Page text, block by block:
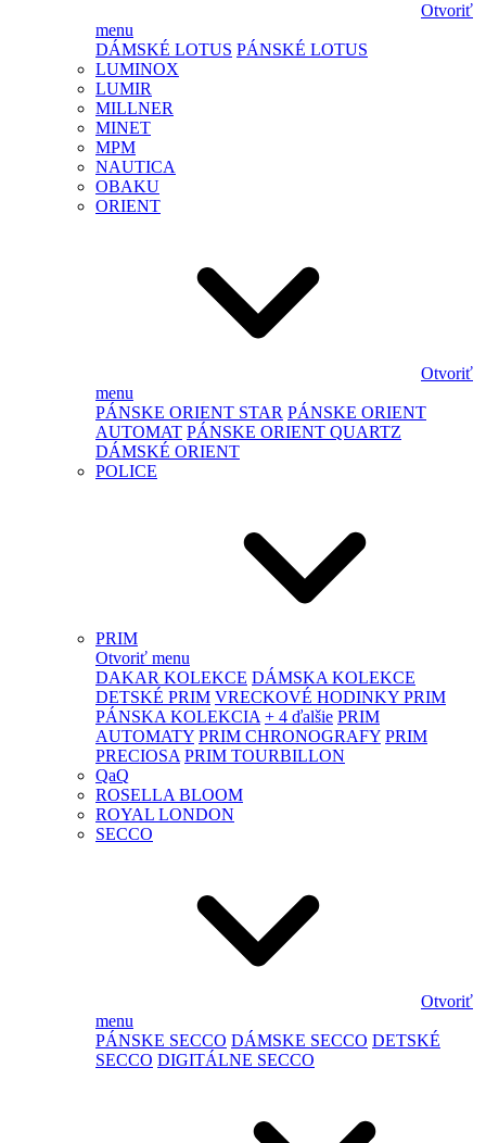
Otvoriť
menu
DÁMSKÉ LOTUS PÁNSKÉ LOTUS
LUMINOX
LUMIR
MILLNER
MINET
MPM
NAUTICA
OBAKU
ORIENT
Otvoriť
menu
PÁNSKE ORIENT STAR PÁNSKE ORIENT
AUTOMAT PÁNSKE ORIENT QUARTZ
DÁMSKÉ ORIENT
POLICE
PRIM
Otvoriť menu
DAKAR KOLEKCE DÁMSKA KOLEKCE
DETSKÉ PRIM VRECKOVÉ HODINKY PRIM
PÁNSKA KOLEKCIA + 4 ďalšie PRIM
AUTOMATY PRIM CHRONOGRAFY PRIM
PRECIOSA PRIM TOURBILLON
QaQ
ROSELLA BLOOM
ROYAL LONDON
SECCO
Otvoriť
menu
PÁNSKE SECCO DÁMSKE SECCO DETSKÉ
SECCO DIGITÁLNE SECCO